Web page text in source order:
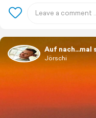
Auf nach...mal
Jörschi